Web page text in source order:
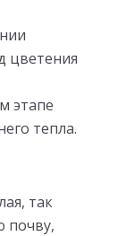
цветения
этапе
тепла.
так
почву,